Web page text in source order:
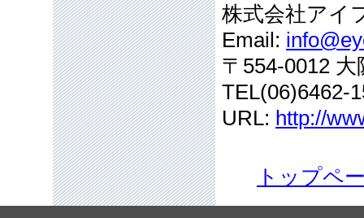
株式会社アイ
Email:
〒554-0012
TEL(06)6462-
URL: http://
トップペ